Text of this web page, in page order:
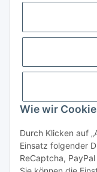
Wie wir
Durch Klicken auf
Einsatz folgender
ReCaptcha,
Informationen zu
Newsletter
Gesetzliche